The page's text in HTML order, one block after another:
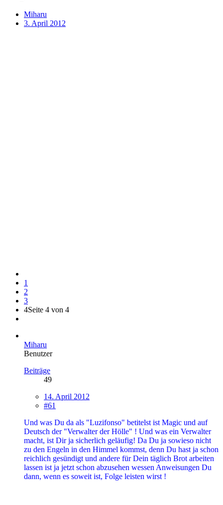
Miharu
3. April 2012
1
2
3
4Seite 4 von 4
Miharu
Benutzer
Beiträge
49
14. April 2012
#61
Und was Du da als "Luzifonso" betitelst ist Magic und auf
Deutsch der "Verwalter der Hölle" ! Und was ein Verwalter
macht, ist Dir ja sicherlich geläufig! Da Du ja sowieso nicht
zu den Engeln in den Himmel kommst, denn Du hast ja schon
reichlich gesündigt und andere für Dein täglich Brot arbeiten
lassen ist ja jetzt schon abzusehen wessen Anweisungen Du
dann, wenn es soweit ist, Folge leisten wirst !